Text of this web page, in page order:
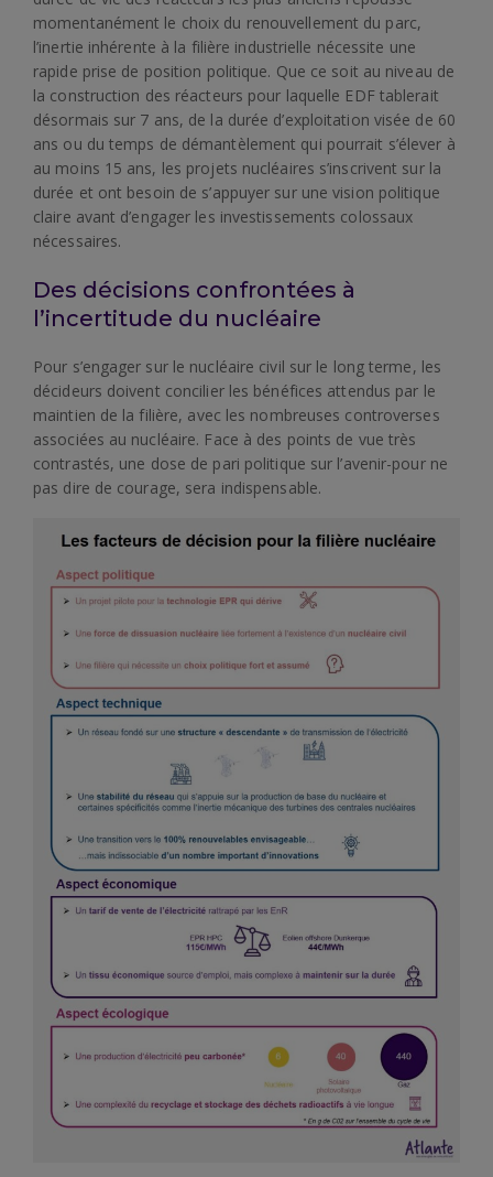
momentanément le choix du renouvellement du parc,
l’inertie inhérente à la filière industrielle nécessite une
rapide prise de position politique. Que ce soit au niveau de
la construction des réacteurs pour laquelle EDF tablerait
désormais sur 7 ans, de la durée d’exploitation visée de 60
ans ou du temps de démantèlement qui pourrait s’élever à
au moins 15 ans, les projets nucléaires s’inscrivent sur la
durée et ont besoin de s’appuyer sur une vision politique
claire avant d’engager les investissements colossaux
nécessaires.
Des décisions confrontées à
l’incertitude du nucléaire
Pour s’engager sur le nucléaire civil sur le long terme, les
décideurs doivent concilier les bénéfices attendus par le
maintien de la filière, avec les nombreuses controverses
associées au nucléaire. Face à des points de vue très
contrastés, une dose de pari politique sur l’avenir-pour ne
pas dire de courage, sera indispensable.